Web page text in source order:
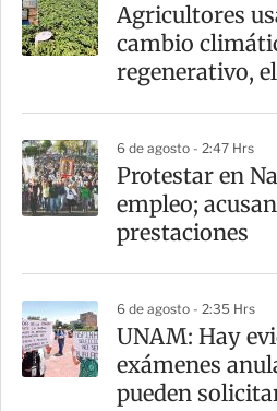
Agricultores
cambio
regenerativo,
6 de agosto - 2:47 Hrs
Protestar en
empleo;
prestaciones
6 de agosto - 2:35 Hrs
UNAM: Hay
exámenes
pueden